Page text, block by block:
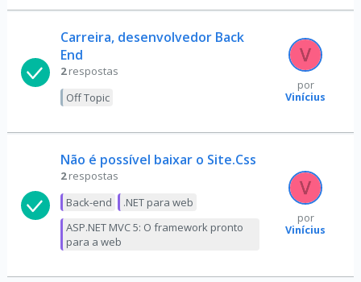
Carreira, desenvolvedor Back
End
2 respostas
Off Topic
por
Vinícius
Não é possível baixar o Site.Css
2 respostas
Back-end
.NET para web
ASP.NET MVC 5: O framework pronto
para a web
por
Vinícius